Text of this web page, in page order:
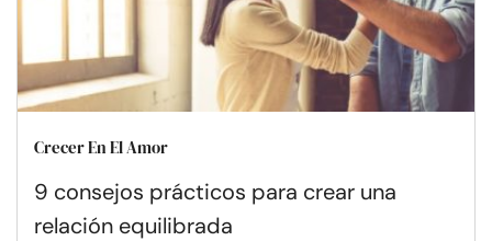
Crecer En El Amor
9 consejos prácticos para crear una
relación equilibrada